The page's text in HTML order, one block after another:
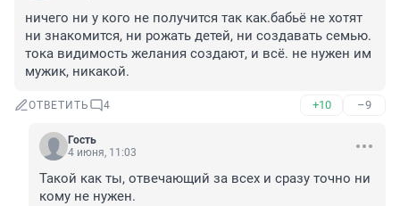
ничего ни у кого не получится так как.бабьё не хотят
ни знакомится, ни рожать детей, ни создавать семью.
тока видимость желания создают, и всё. не нужен им
мужик, никакой.
ОТВЕТИТЬ 4 +10 –9
Гость
4 июня, 11:03
Такой как ты, отвечающий за всех и сразу точно ни
кому не нужен.